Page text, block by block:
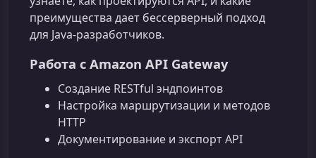
преимущества дает бессерверный подход
для Java‑разработчиков.
Работа с Amazon API Gateway
Создание RESTful эндпоинтов
Настройка маршрутизации и методов
HTTP
Документирование и экспорт API